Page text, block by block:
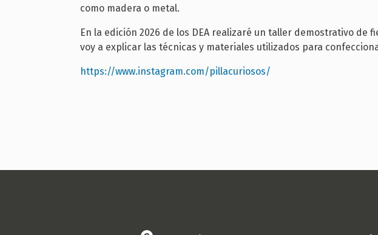
como madera o metal.
En la edición 2026 de los DEA realizaré un taller demostrativo de
voy a explicar las técnicas y materiales utilizados para
https://www.instagram.com/pillacuriosos/